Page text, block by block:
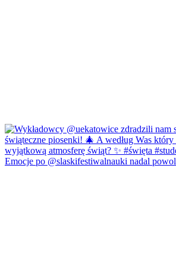
Emocje po @slaskifestiwalnauki nadal